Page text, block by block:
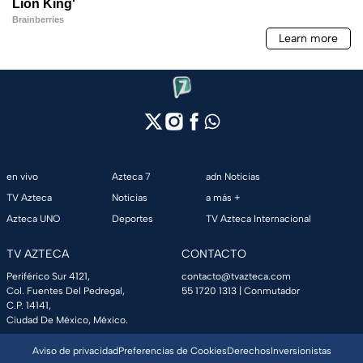
en vivo
TV Azteca
Azteca UNO
Azteca 7
Noticias
Deportes
adn Noticias
a más +
TV Azteca Internacional
TV AZTECA
Periférico Sur 4121,
Col. Fuentes Del Pedregal,
C.P. 14141,
Ciudad De México, México.
CONTACTO
contacto@tvazteca.com
55 1720 1313 | Conmutador
Aviso de privacidadPreferencias de CookiesDerechosInversionistas